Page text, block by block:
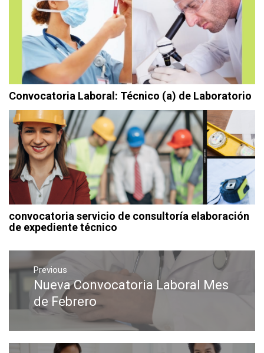
Convocatoria Laboral: Técnico (a) de Laboratorio
convocatoria servicio de consultoría elaboración
de expediente técnico
Previous
Nueva Convocatoria Laboral Mes
de Febrero